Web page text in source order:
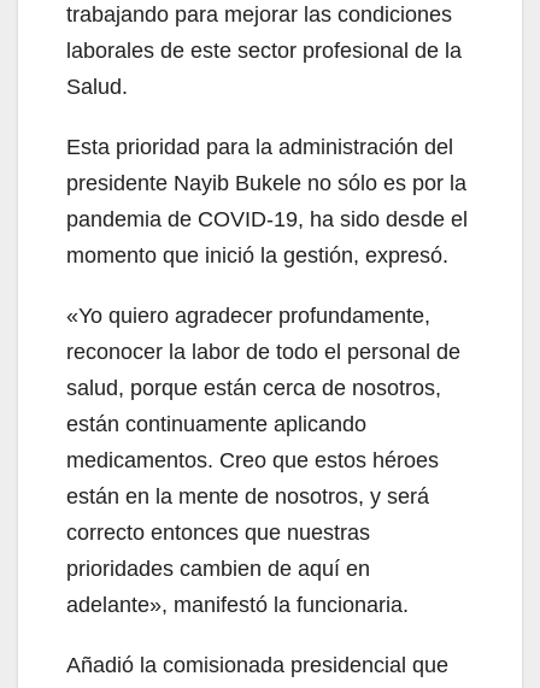
trabajando para mejorar las condiciones
laborales de este sector profesional de la
Salud.
Esta prioridad para la administración del
presidente Nayib Bukele no sólo es por la
pandemia de COVID-19, ha sido desde el
momento que inició la gestión, expresó.
«Yo quiero agradecer profundamente,
reconocer la labor de todo el personal de
salud, porque están cerca de nosotros,
están continuamente aplicando
medicamentos. Creo que estos héroes
están en la mente de nosotros, y será
correcto entonces que nuestras
prioridades cambien de aquí en
adelante», manifestó la funcionaria.
Añadió la comisionada presidencial que